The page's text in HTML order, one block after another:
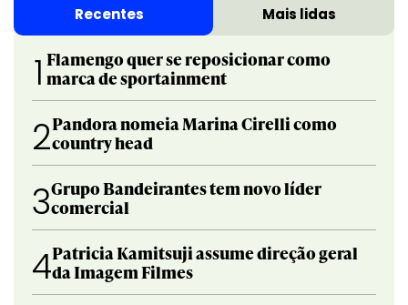
Recentes Mais lidas
1 Flamengo quer se reposicionar como
marca de sportainment
2Pandora nomeia Marina Cirelli como
country head
3Grupo Bandeirantes tem novo líder
comercial
4Patricia Kamitsuji assume direção geral
da Imagem Filmes